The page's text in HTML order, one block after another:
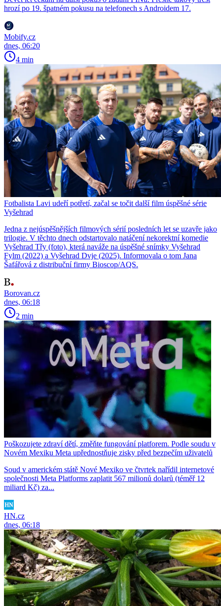
hrozí po 19. špatném pokusu na telefonech s Androidem 17.
Mobify.cz
dnes, 06:20
4 min
Fotbalista Lavi udeří potřetí, začal se točit další film úspěšné série
Vyšehrad
Jedna z nejúspěšnějších filmových sérií posledních let se uzavře jako
trilogie. V těchto dnech odstartovalo natáčení nekorektní komedie
Vyšehrad Třy (foto), která naváže na úspěšné snímky Vyšehrad
Fylm (2022) a Vyšehrad Dvje (2025). Informovala o tom Jana
Šafářová z distribuční firmy Bioscop/AQS.
Borovan.cz
dnes, 06:18
2 min
Poškozujete zdraví dětí, změňte fungování platforem. Podle soudu v
Novém Mexiku Meta upřednostňuje zisky před bezpečím uživatelů
Soud v americkém státě Nové Mexiko ve čtvrtek nařídil internetové
společnosti Meta Platforms zaplatit 567 milionů dolarů (téměř 12
miliard Kč) za...
HN.cz
dnes, 06:18